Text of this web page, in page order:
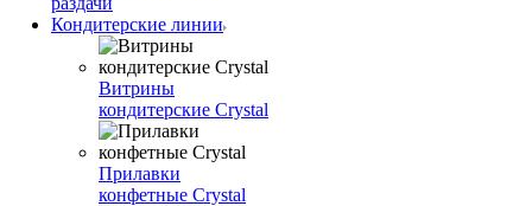
Кондитерские линии
Витрины
кондитерские Crystal
Прилавки
конфетные Crystal